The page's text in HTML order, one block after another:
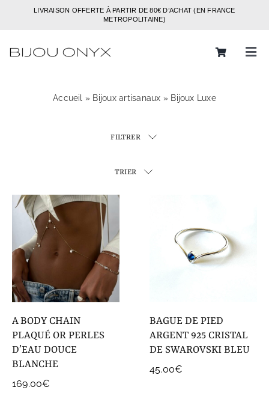
LIVRAISON OFFERTE À PARTIR DE 80€ D’ACHAT (EN FRANCE
METROPOLITAINE)
Bracelets
Colliers
Chaines
COLLECTIONS DE BIJOUX
Idées Cadeaux
NOUVEAUTES
Accueil » Bijoux artisanaux » Bijoux Luxe
FILTRER
TRIER
A BODY CHAIN
PLAQUÉ OR PERLES
D’EAU DOUCE
BLANCHE
169.00€
BAGUE DE PIED
ARGENT 925 CRISTAL
DE SWAROVSKI BLEU
45.00€